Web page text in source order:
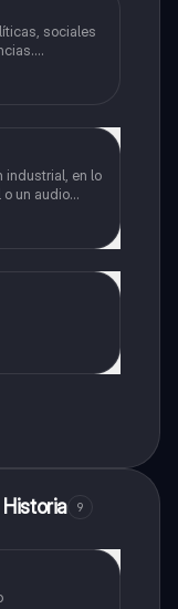
sociales
industrial, en lo
o un audio
9